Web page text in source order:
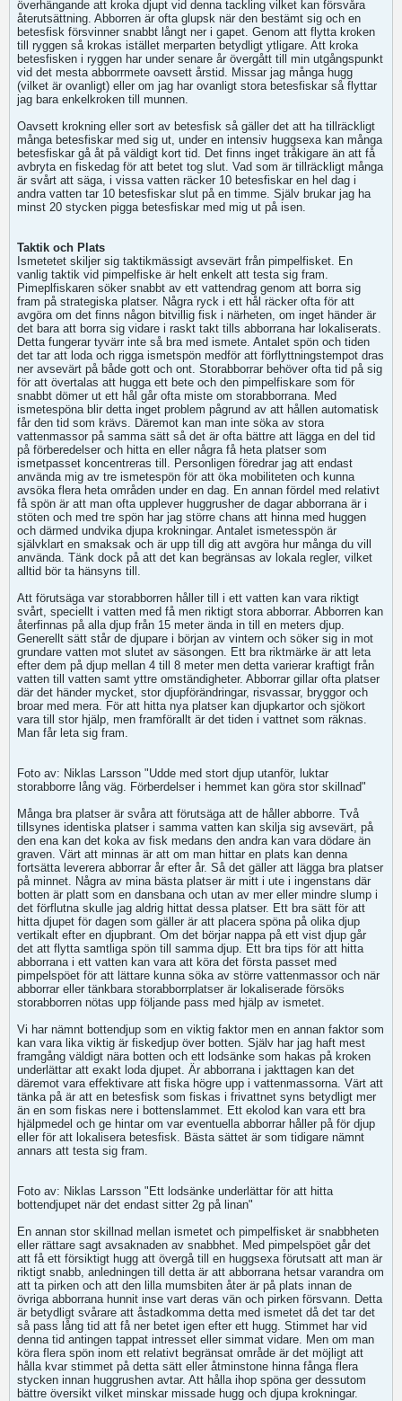
överhängande att kroka djupt vid denna tackling vilket kan försvåra
återutsättning. Abborren är ofta glupsk när den bestämt sig och en
betesfisk försvinner snabbt långt ner i gapet. Genom att flytta kroken
till ryggen så krokas istället merparten betydligt ytligare. Att kroka
betesfisken i ryggen har under senare år övergått till min utgångspunkt
vid det mesta abborrmete oavsett årstid. Missar jag många hugg
(vilket är ovanligt) eller om jag har ovanligt stora betesfiskar så flyttar
jag bara enkelkroken till munnen.
Oavsett krokning eller sort av betesfisk så gäller det att ha tillräckligt
många betesfiskar med sig ut, under en intensiv huggsexa kan många
betesfiskar gå åt på väldigt kort tid. Det finns inget tråkigare än att få
avbryta en fiskedag för att betet tog slut. Vad som är tillräckligt många
är svårt att säga, i vissa vatten räcker 10 betesfiskar en hel dag i
andra vatten tar 10 betesfiskar slut på en timme. Själv brukar jag ha
minst 20 stycken pigga betesfiskar med mig ut på isen.
Taktik och Plats
Ismetetet skiljer sig taktikmässigt avsevärt från pimpelfisket. En
vanlig taktik vid pimpelfiske är helt enkelt att testa sig fram.
Pimeplfiskaren söker snabbt av ett vattendrag genom att borra sig
fram på strategiska platser. Några ryck i ett hål räcker ofta för att
avgöra om det finns någon bitvillig fisk i närheten, om inget händer är
det bara att borra sig vidare i raskt takt tills abborrana har lokaliserats.
Detta fungerar tyvärr inte så bra med ismete. Antalet spön och tiden
det tar att loda och rigga ismetspön medför att förflyttningstempot dras
ner avsevärt på både gott och ont. Storabborrar behöver ofta tid på sig
för att övertalas att hugga ett bete och den pimpelfiskare som för
snabbt dömer ut ett hål går ofta miste om storabborrana. Med
ismetespöna blir detta inget problem pågrund av att hållen automatisk
får den tid som krävs. Däremot kan man inte söka av stora
vattenmassor på samma sätt så det är ofta bättre att lägga en del tid
på förberedelser och hitta en eller några få heta platser som
ismetpasset koncentreras till. Personligen föredrar jag att endast
använda mig av tre ismetespön för att öka mobiliteten och kunna
avsöka flera heta områden under en dag. En annan fördel med relativt
få spön är att man ofta upplever huggrusher de dagar abborrana är i
stöten och med tre spön har jag större chans att hinna med huggen
och därmed undvika djupa krokningar. Antalet ismetesspön är
självklart en smaksak och är upp till dig att avgöra hur många du vill
använda. Tänk dock på att det kan begränsas av lokala regler, vilket
alltid bör ta hänsyns till.
Att förutsäga var storabborren håller till i ett vatten kan vara riktigt
svårt, speciellt i vatten med få men riktigt stora abborrar. Abborren kan
återfinnas på alla djup från 15 meter ända in till en meters djup.
Generellt sätt står de djupare i början av vintern och söker sig in mot
grundare vatten mot slutet av säsongen. Ett bra riktmärke är att leta
efter dem på djup mellan 4 till 8 meter men detta varierar kraftigt från
vatten till vatten samt yttre omständigheter. Abborrar gillar ofta platser
där det händer mycket, stor djupförändringar, risvassar, bryggor och
broar med mera. För att hitta nya platser kan djupkartor och sjökort
vara till stor hjälp, men framförallt är det tiden i vattnet som räknas.
Man får leta sig fram.
Foto av: Niklas Larsson "Udde med stort djup utanför, luktar
storabborre lång väg. Förberdelser i hemmet kan göra stor skillnad"
Många bra platser är svåra att förutsäga att de håller abborre. Två
tillsynes identiska platser i samma vatten kan skilja sig avsevärt, på
den ena kan det koka av fisk medans den andra kan vara dödare än
graven. Värt att minnas är att om man hittar en plats kan denna
fortsätta leverera abborrar år efter år. Så det gäller att lägga bra platser
på minnet. Några av mina bästa platser är mitt i ute i ingenstans där
botten är platt som en dansbana och utan av mer eller mindre slump i
det förflutna skulle jag aldrig hittat dessa platser. Ett bra sätt för att
hitta djupet för dagen som gäller är att placera spöna på olika djup
vertikalt efter en djupbrant. Om det börjar nappa på ett vist djup går
det att flytta samtliga spön till samma djup. Ett bra tips för att hitta
abborrana i ett vatten kan vara att köra det första passet med
pimpelspöet för att lättare kunna söka av större vattenmassor och när
abborrar eller tänkbara storabborrplatser är lokaliserade försöks
storabborren nötas upp följande pass med hjälp av ismetet.
Vi har nämnt bottendjup som en viktig faktor men en annan faktor som
kan vara lika viktig är fiskedjup över botten. Själv har jag haft mest
framgång väldigt nära botten och ett lodsänke som hakas på kroken
underlättar att exakt loda djupet. Är abborrana i jakttagen kan det
däremot vara effektivare att fiska högre upp i vattenmassorna. Värt att
tänka på är att en betesfisk som fiskas i frivattnet syns betydligt mer
än en som fiskas nere i bottenslammet. Ett ekolod kan vara ett bra
hjälpmedel och ge hintar om var eventuella abborrar håller på för djup
eller för att lokalisera betesfisk. Bästa sättet är som tidigare nämnt
annars att testa sig fram.
Foto av: Niklas Larsson "Ett lodsänke underlättar för att hitta
bottendjupet när det endast sitter 2g på linan"
En annan stor skillnad mellan ismetet och pimpelfisket är snabbheten
eller rättare sagt avsaknaden av snabbhet. Med pimpelspöet går det
att få ett försiktigt hugg att övergå till en huggsexa förutsatt att man är
riktigt snabb, anledningen till detta är att abborrana hetsar varandra om
att ta pirken och att den lilla mumsbiten åter är på plats innan de
övriga abborrana hunnit inse vart deras vän och pirken försvann. Detta
är betydligt svårare att åstadkomma detta med ismetet då det tar det
så pass lång tid att få ner betet igen efter ett hugg. Stimmet har vid
denna tid antingen tappat intresset eller simmat vidare. Men om man
köra flera spön inom ett relativt begränsat område är det möjligt att
hålla kvar stimmet på detta sätt eller åtminstone hinna fånga flera
stycken innan huggrushen avtar. Att hålla ihop spöna ger dessutom
bättre översikt vilket minskar missade hugg och djupa krokningar.